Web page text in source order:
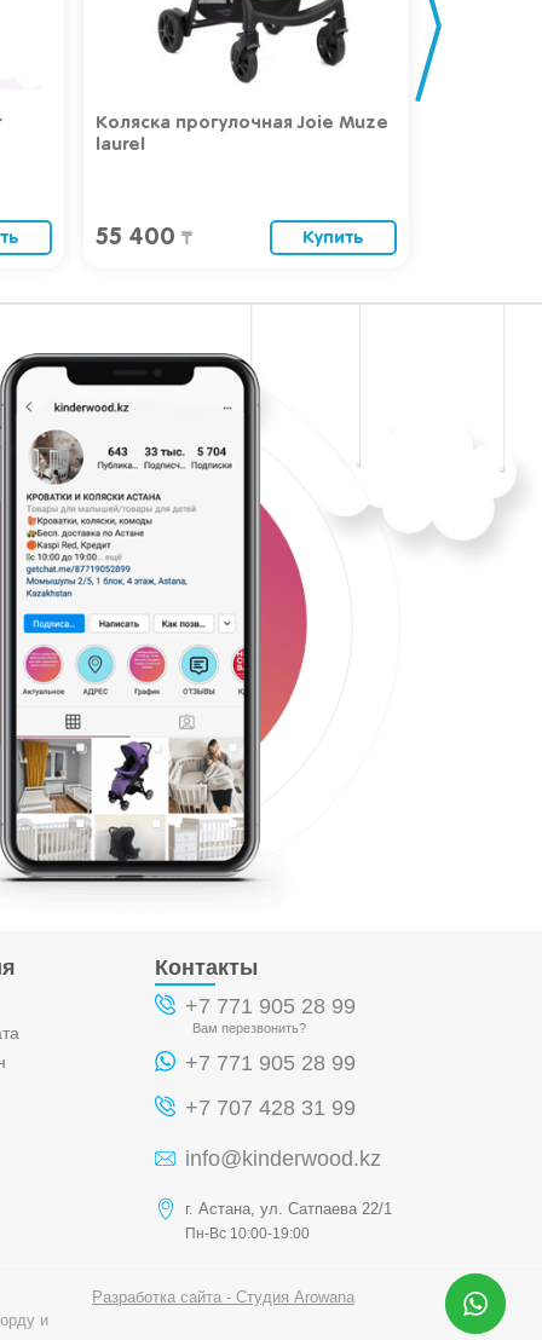
Коляска прогулочная Joie Muze
laurel
55 400 ₸ Купить
Контакты
+7 771 905 28 99
Вам перезвонить?
+7 771 905 28 99
+7 707 428 31 99
info@kinderwood.kz
г. Астана, ул. Сатпаева 22/1
Пн-Вс 10:00-19:00
и
Разработка сайта - Студия Arowana